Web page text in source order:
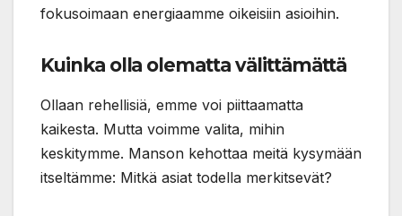
fokusoimaan energiaamme oikeisiin asioihin.
Kuinka olla olematta välittämättä
Ollaan rehellisiä, emme voi piittaamatta
kaikesta. Mutta voimme valita, mihin
keskitymme. Manson kehottaa meitä kysymään
itseltämme: Mitkä asiat todella merkitsevät?